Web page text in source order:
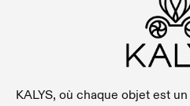
KALYS, où chaque objet est